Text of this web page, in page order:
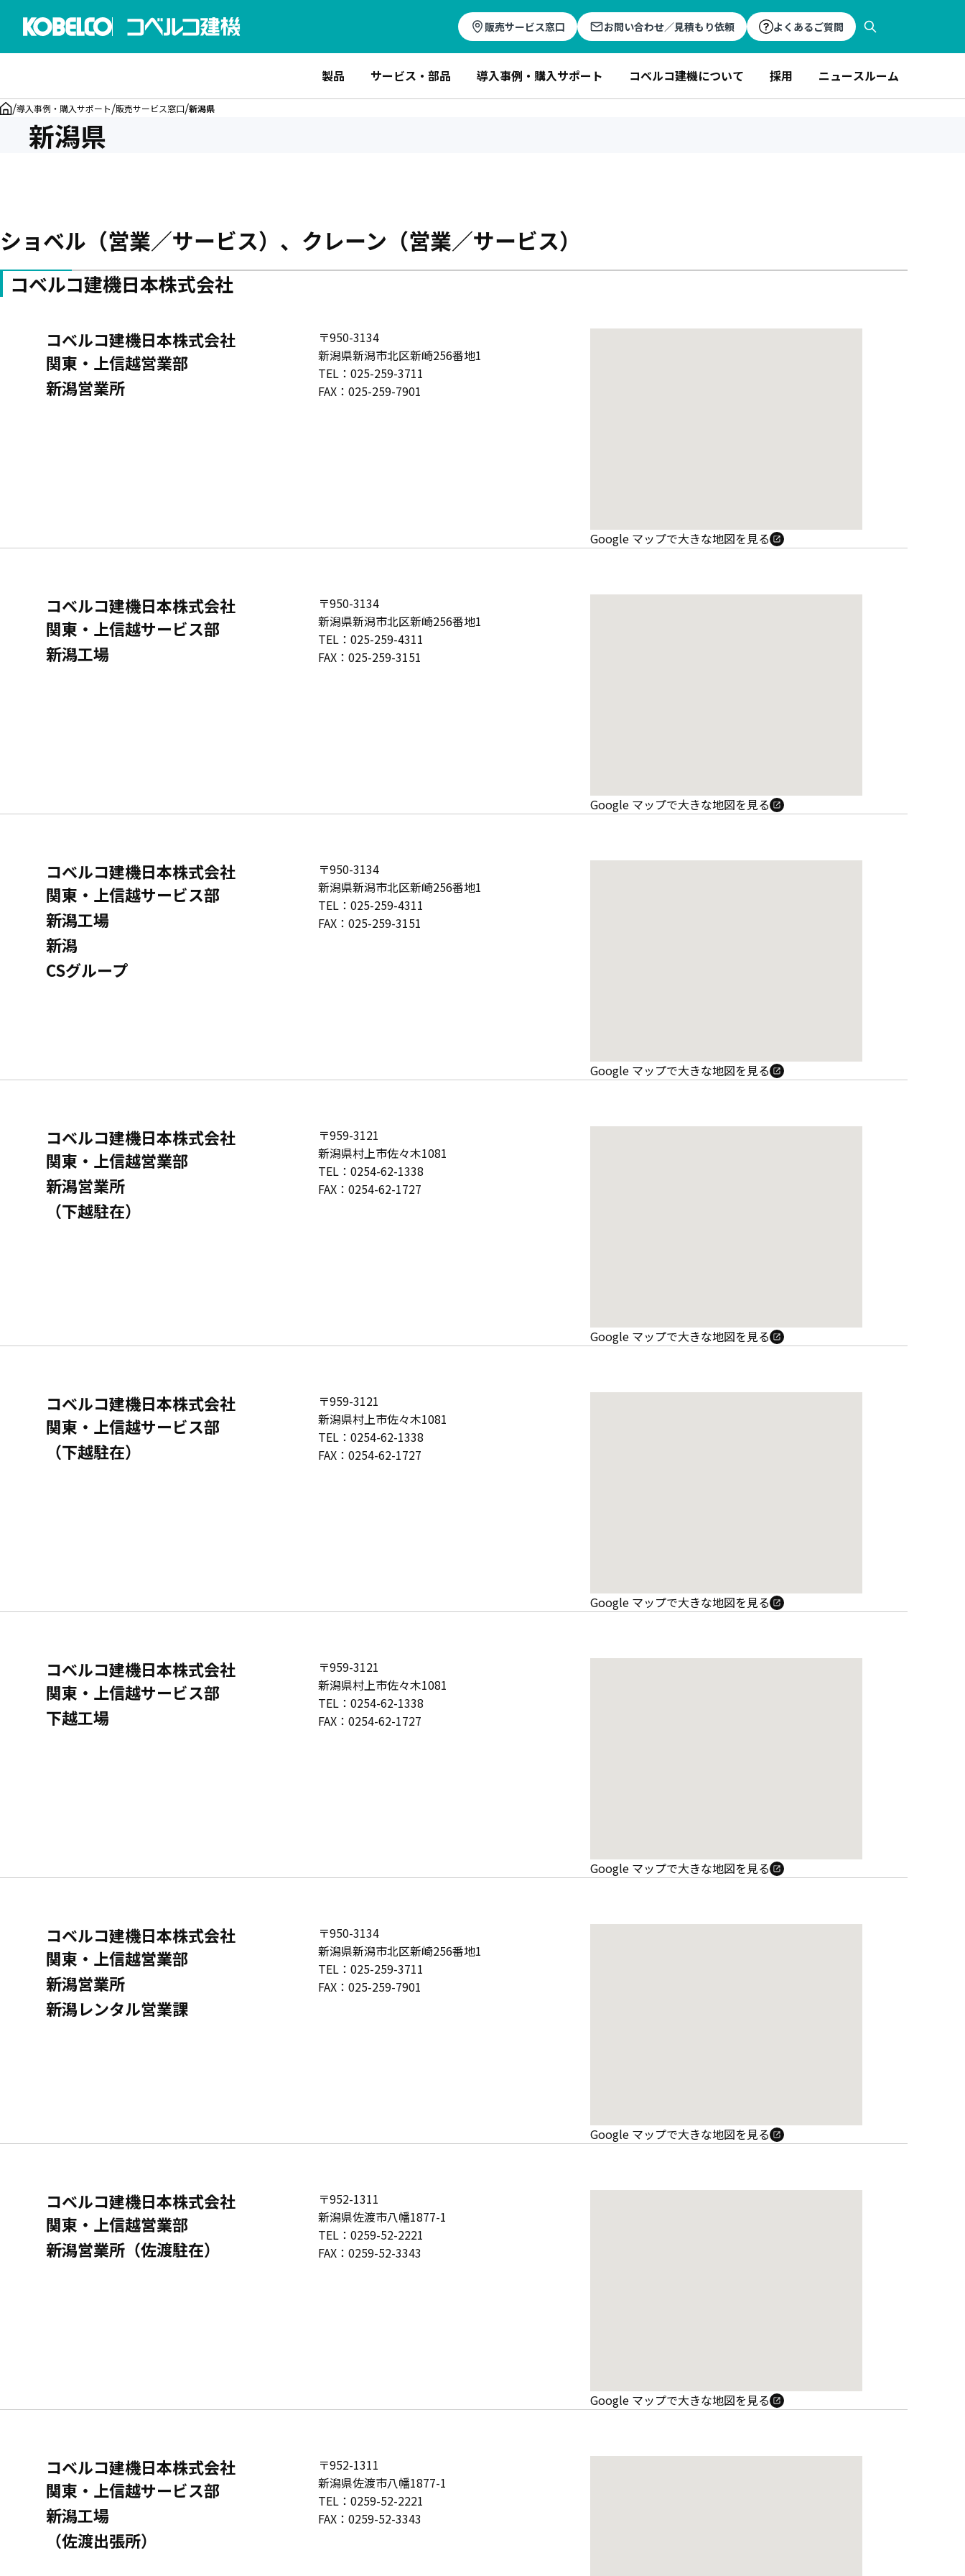
販売サービス窓口 お問い合わせ／見積もり依頼 よくあるご質問
製品 サービス・部品 導入事例・購入サポート コベルコ建機について 採用
ニュースルーム
/導入事例・購入サポート/販売サービス窓口/新潟県
新潟県
ショベル（営業／サービス）、クレーン（営業／サービス）
コベルコ建機日本株式会社
コベルコ建機日本株式会社
関東・上信越営業部
新潟営業所
〒950-3134
新潟県新潟市北区新崎256番地1
TEL：025-259-3711
FAX：025-259-7901
Google マップで大きな地図を見る
コベルコ建機日本株式会社
関東・上信越サービス部
新潟工場
〒950-3134
新潟県新潟市北区新崎256番地1
TEL：025-259-4311
FAX：025-259-3151
Google マップで大きな地図を見る
コベルコ建機日本株式会社
関東・上信越サービス部
新潟工場
新潟
CSグループ
〒950-3134
新潟県新潟市北区新崎256番地1
TEL：025-259-4311
FAX：025-259-3151
Google マップで大きな地図を見る
コベルコ建機日本株式会社
関東・上信越営業部
新潟営業所
（下越駐在）
〒959-3121
新潟県村上市佐々木1081
TEL：0254-62-1338
FAX：0254-62-1727
Google マップで大きな地図を見る
コベルコ建機日本株式会社
関東・上信越サービス部
（下越駐在）
〒959-3121
新潟県村上市佐々木1081
TEL：0254-62-1338
FAX：0254-62-1727
Google マップで大きな地図を見る
コベルコ建機日本株式会社
関東・上信越サービス部
下越工場
〒959-3121
新潟県村上市佐々木1081
TEL：0254-62-1338
FAX：0254-62-1727
Google マップで大きな地図を見る
コベルコ建機日本株式会社
関東・上信越営業部
新潟営業所
新潟レンタル営業課
〒950-3134
新潟県新潟市北区新崎256番地1
TEL：025-259-3711
FAX：025-259-7901
Google マップで大きな地図を見る
コベルコ建機日本株式会社
関東・上信越営業部
新潟営業所（佐渡駐在）
〒952-1311
新潟県佐渡市八幡1877-1
TEL：0259-52-2221
FAX：0259-52-3343
Google マップで大きな地図を見る
コベルコ建機日本株式会社
関東・上信越サービス部
新潟工場
（佐渡出張所）
〒952-1311
新潟県佐渡市八幡1877-1
TEL：0259-52-2221
FAX：0259-52-3343